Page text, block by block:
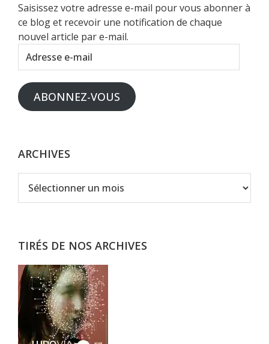
Saisissez votre adresse e-mail pour vous abonner à
ce blog et recevoir une notification de chaque
nouvel article par e-mail.
Adresse
e-
mail
ABONNEZ-VOUS
ARCHIVES
TIRÉS DE NOS ARCHIVES